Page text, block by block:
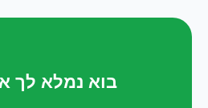
בוא נמלא לך